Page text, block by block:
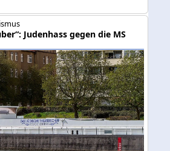
Judenhass gegen die MS